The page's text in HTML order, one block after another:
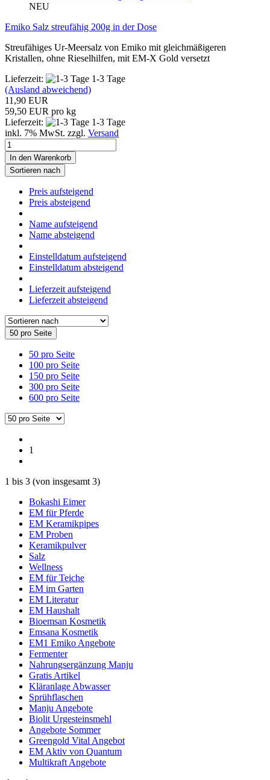
NEU
Emiko Salz streufähig 200g in der Dose
Streufähiges Ur-Meersalz von Emiko mit gleichmäßigeren
Kristallen, ohne Rieselhilfen, mit EM-X Gold versetzt
Lieferzeit:
1-3 Tage
(Ausland abweichend)
11,90 EUR
59,50 EUR pro kg
Lieferzeit:
1-3 Tage
inkl. 7% MwSt. zzgl. Versand
In den Warenkorb
Sortieren nach
Preis aufsteigend
Preis absteigend
Name aufsteigend
Name absteigend
Einstelldatum aufsteigend
Einstelldatum absteigend
Lieferzeit aufsteigend
Lieferzeit absteigend
50 pro Seite
50 pro Seite
100 pro Seite
150 pro Seite
300 pro Seite
600 pro Seite
1
1 bis 3 (von insgesamt 3)
Bokashi Eimer
EM für Pferde
EM Keramikpipes
EM Proben
Keramikpulver
Salz
Wellness
EM für Teiche
EM im Garten
EM Literatur
EM Haushalt
Bioemsan Kosmetik
Emsana Kosmetik
EM1 Emiko Angebote
Fermenter
Nahrungsergänzung Manju
Gratis Artikel
Kläranlage Abwasser
Sprühflaschen
Manju Angebote
Biolit Urgesteinsmehl
Angebote Sommer
Greengold Vital Angebot
EM Aktiv von Quantum
Multikraft Angebote